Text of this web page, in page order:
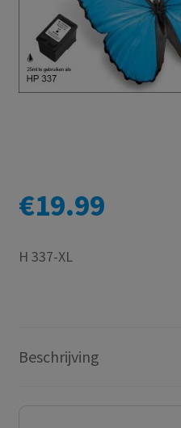
€19.99
H 337-XL
Beschrijving